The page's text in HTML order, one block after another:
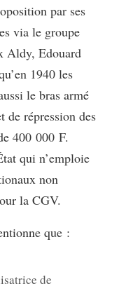
par ses
via le groupe
Aldy, Edouard
1940 les
le bras armé
de répression des
400 000 F.
qui n’emploie
non
la CGV.
que :
de